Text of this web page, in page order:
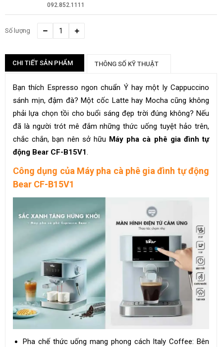
092.852.1111
Số lượng
CHI TIẾT SẢN PHẨM THÔNG SỐ KỸ THUẬT
Bạn thích Espresso ngon chuẩn Ý hay một ly Cappuccino
sánh mịn, đậm đà? Một cốc Latte hay Mocha cũng không
phải lựa chọn tồi cho buổi sáng đẹp trời đúng không? Nếu
đã là người trót mê đắm những thức uống tuyệt hảo trên,
chắc chắn, bạn nên sở hữu Máy pha cà phê gia đình tự
động Bear CF-B15V1.
Công dụng của Máy pha cà phê gia đình tự động
Bear CF-B15V1
Pha chế thức uống mang phong cách Italy Coffee: Bên